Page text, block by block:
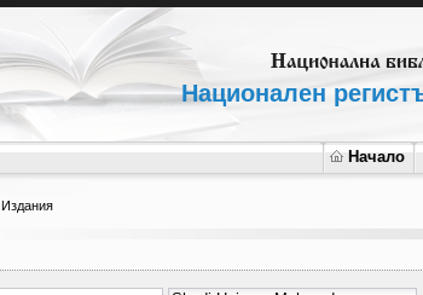
Национален
Начало
Издания